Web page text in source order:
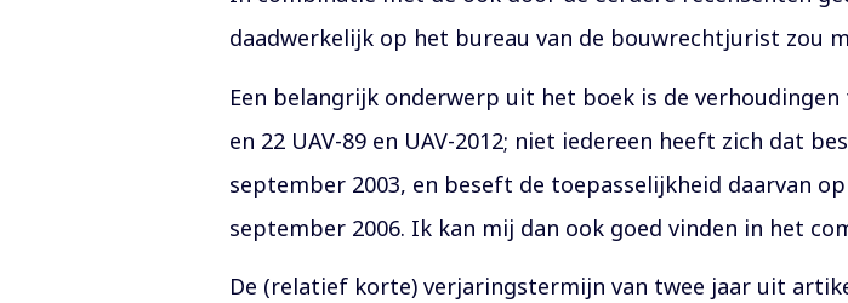
daadwerkelijk op het bureau van de bouwrechtjurist zou
Een belangrijk onderwerp uit het boek is de
en 22 UAV-89 en UAV-2012; niet iedereen heeft zich dat
september 2003, en beseft de toepasselijkheid daarvan
september 2006. Ik kan mij dan ook goed vinden in het
De (relatief korte) verjaringstermijn van twee jaar uit